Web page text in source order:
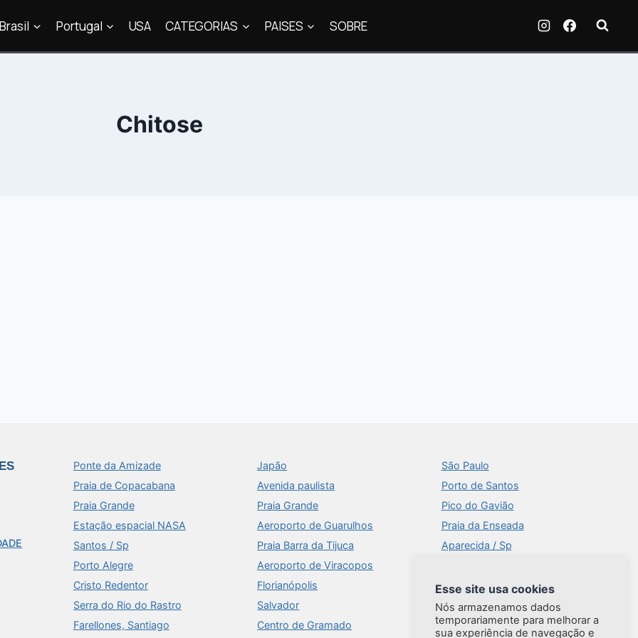
Brasil Portugal USA CATEGORIAS PAISES SOBRE
Chitose
Ponte da Amizade
Praia de Copacabana
Praia Grande
Estação espacial NASA
Santos / Sp
Porto Alegre
Cristo Redentor
Serra do Rio do Rastro
Farellones, Santiago
Japão
Avenida paulista
Praia Grande
Aeroporto de Guarulhos
Praia Barra da Tijuca
Aeroporto de Viracopos
Florianópolis
Salvador
Centro de Gramado
São Paulo
Porto de Santos
Pico do Gavião
Praia da Enseada
Aparecida / Sp
Aeroportos
Ilhabela
Brasília
Esse site usa cookies
Nós armazenamos dados
temporariamente para melhorar a
sua experiência de navegação e